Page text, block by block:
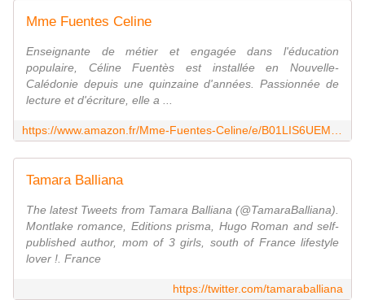
Mme Fuentes Celine
Enseignante de métier et engagée dans l'éducation
populaire, Céline Fuentès est installée en Nouvelle-
Calédonie depuis une quinzaine d'années. Passionnée de
lecture et d'écriture, elle a ...
Tamara Balliana
The latest Tweets from Tamara Balliana (@TamaraBalliana).
Montlake romance, Editions prisma, Hugo Roman and self-
published author, mom of 3 girls, south of France lifestyle
lover !. France
https://twitter.com/tamaraballiana